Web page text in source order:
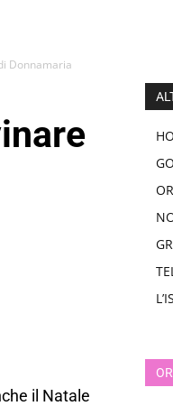
Donnamaria
il Natale